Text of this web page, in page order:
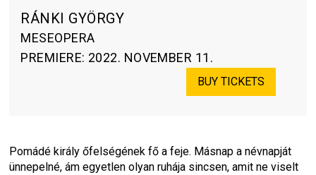
RÁNKI GYÖRGY
MESEOPERA
PREMIERE: 2022. NOVEMBER 11.
BUY TICKETS
Pomádé király őfelségének fő a feje. Másnap a névnapját
ünnepelné, ám egyetlen olyan ruhája sincsen, amit ne viselt